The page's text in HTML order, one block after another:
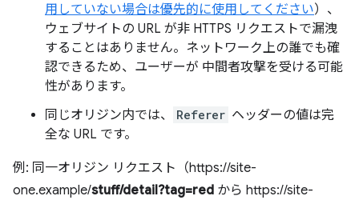
用していない場合は優先的に使用してください）、
ウェブサイトの URL が非 HTTPS リクエストで漏洩
することはありません。ネットワーク上の誰でも確
認できるため、ユーザーが 中間者攻撃を受ける可能
性があります。
同じオリジン内では、
Referer ヘッダーの値は完
全な URL です。
例: 同一オリジン リクエスト（https://site-
one.example/stuff/detail?tag=red から https://site-